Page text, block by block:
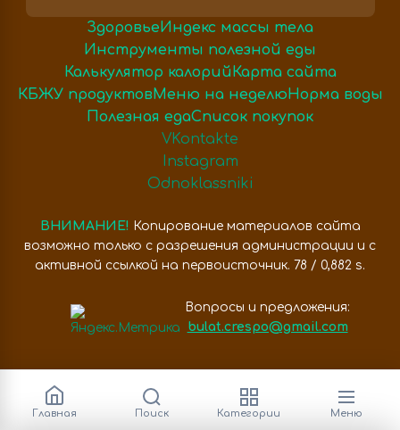
Здоровье Индекс массы тела
Инструменты полезной еды
Калькулятор калорий Карта сайта
КБЖУ продуктов Меню на неделю Норма воды
Полезная едаСписок покупок
VKontakte
Instagram
Odnoklassniki
ВНИМАНИЕ! Копирование материалов сайта
возможно только с разрешения администрации и с
активной ссылкой на первоисточник. 78 / 0,882 s.
Вопросы и предложения:
bulat.crespo@gmail.com
Главная Поиск Категории Меню